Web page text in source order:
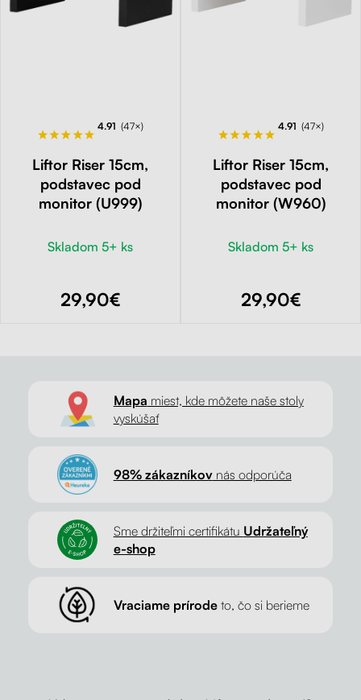
4.91 (47×)
Liftor Riser 15cm,
podstavec pod
monitor (U999)
Skladom 5+ ks
29,90€
4.91 (47×)
Liftor Riser 15cm,
podstavec pod
monitor (W960)
Skladom 5+ ks
29,90€
Mapa miest, kde môžete naše stoly
vyskúšať
98% zákazníkovnás odporúča
Sme držiteľmi certifikátu Udržateľný
e-shop
Vraciame prírodeto, čo si berieme